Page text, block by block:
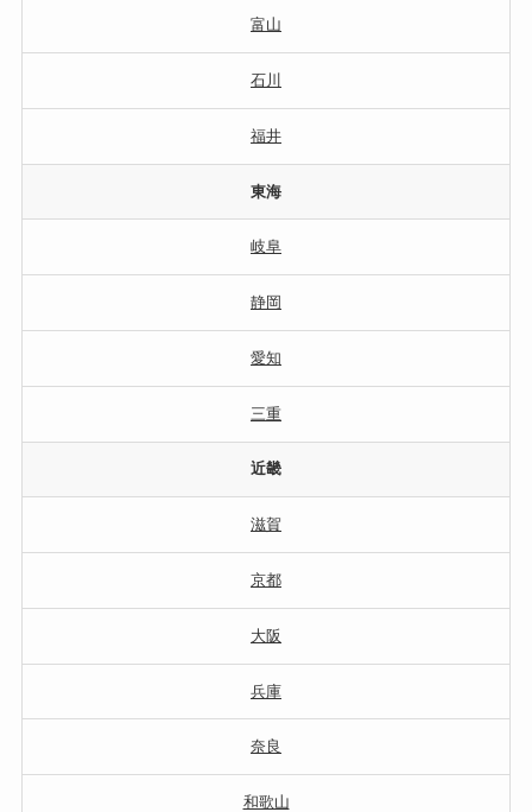
富山
石川
福井
東海
岐阜
静岡
愛知
三重
近畿
滋賀
京都
大阪
兵庫
奈良
和歌山